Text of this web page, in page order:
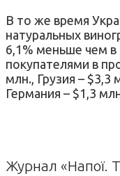
В то же время
натуральных
6,1% меньше чем
покупателями в
млн., Грузия – $3,3
Германия – $1,3
Журнал «Напої.